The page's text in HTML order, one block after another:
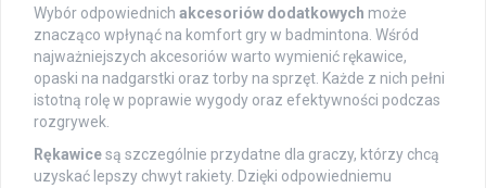
Wybór odpowiednich akcesoriów dodatkowych może
znacząco wpłynąć na komfort gry w badmintona. Wśród
najważniejszych akcesoriów warto wymienić rękawice,
opaski na nadgarstki oraz torby na sprzęt. Każde z nich pełni
istotną rolę w poprawie wygody oraz efektywności podczas
rozgrywek.
Rękawicesą szczególnie przydatne dla graczy, którzy chcą
uzyskać lepszy chwyt rakiety. Dzięki odpowiedniemu